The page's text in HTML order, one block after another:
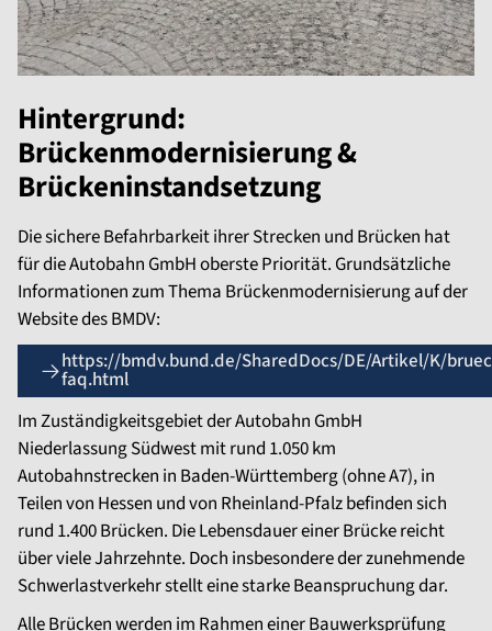
Hintergrund:
Brückenmodernisierung &
Brückeninstandsetzung
Die sichere Befahrbarkeit ihrer Strecken und Brücken hat
für die Autobahn GmbH oberste Priorität. Grundsätzliche
Informationen zum Thema Brückenmodernisierung auf der
Website des BMDV:
https://bmdv.bund.de/SharedDocs/DE/Artikel/K/
faq.html
Im Zuständigkeitsgebiet der Autobahn GmbH
Niederlassung Südwest mit rund 1.050 km
Autobahnstrecken in Baden-Württemberg (ohne A7), in
Teilen von Hessen und von Rheinland-Pfalz befinden sich
rund 1.400 Brücken. Die Lebensdauer einer Brücke reicht
über viele Jahrzehnte. Doch insbesondere der zunehmende
Schwerlastverkehr stellt eine starke Beanspruchung dar.
Alle Brücken werden im Rahmen einer Bauwerksprüfung